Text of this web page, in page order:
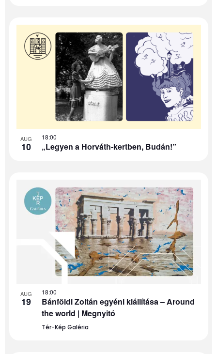
AUG
10 „Legyen a Horváth-kertben, Budán!”
18:00
AUG
19
Bánföldi Zoltán egyéni kiállítása – Around
the world | Megnyitó
Tér-Kép Galéria
18:00